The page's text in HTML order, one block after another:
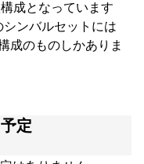
成となっています
ンバルセットには
成のものしかありま
定